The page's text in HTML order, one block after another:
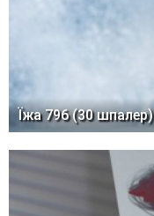
Їжа 796 (30 шпалер)